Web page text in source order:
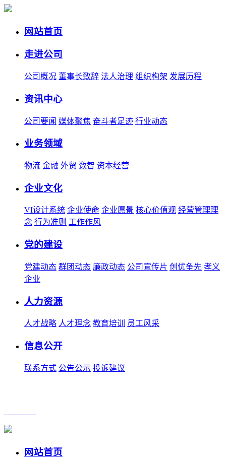
网站首页
走进公司
公司概况 董事长致辞 法人治理 组织构架 发展历程
资讯中心
公司要闻 媒体聚焦 奋斗者足迹 行业动态
业务领域
物流 金融 外贸 数智 资本经营
企业文化
VI设计系统 企业使命 企业愿景 核心价值观 经营管理理
念 行为准则 工作作风
党的建设
党建动态 群团动态 廉政动态 公司宣传片 创优争先 孝义
企业
人力资源
人才战略 人才理念 教育培训 员工风采
信息公开
联系方式 公告公示 投诉建议
网站首页